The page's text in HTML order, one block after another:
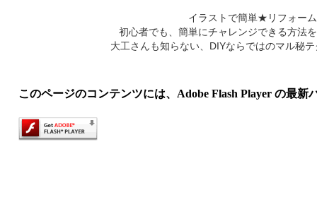
イラストで簡単★リフォー
初心者でも、簡単にチャレンジできる方法
大工さんも知らない、DIYならではのマル秘